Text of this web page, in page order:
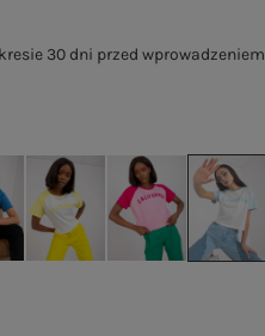
30 dni przed wprowadzeniem